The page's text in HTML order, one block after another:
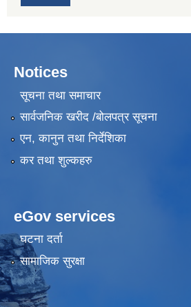
Notices
सूचना तथा समाचार
सार्वजनिक खरीद /बोलपत्र सूचना
एन, कानुन तथा निर्देशिका
कर तथा शुल्कहरु
eGov services
घटना दर्ता
सामाजिक सुरक्षा